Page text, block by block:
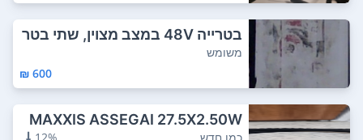
בטרייה 48V במצב מצוין, שתי בטר
יות אחת מה...
משומש
600 ₪
MAXXIS ASSEGAI 27.5X2.50W
T. מה המצב מצוי...